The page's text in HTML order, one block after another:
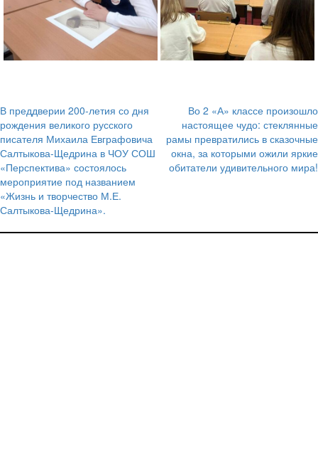
Навигация
по
записям
В преддверии 200-летия со дня
рождения великого русского
писателя Михаила Евграфовича
Салтыкова-Щедрина в ЧОУ СОШ
«Перспектива» состоялось
мероприятие под названием
«Жизнь и творчество М.Е.
Салтыкова-Щедрина».
Во 2 «А» классе произошло
настоящее чудо: стеклянные
рамы превратились в сказочные
окна, за которыми ожили яркие
обитатели удивительного мира!